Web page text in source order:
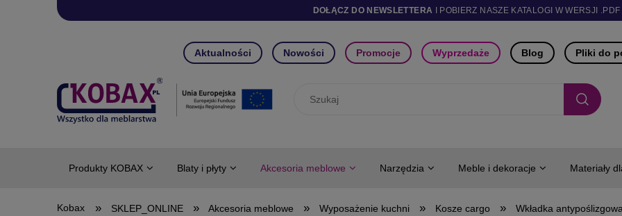
DOŁĄCZ DO NEWSLETTERA I POBIERZ NASZE KATALOGI W WERSJI .PDF
Aktualności Nowości Promocje Wyprzedaże Blog Pliki do
Produkty KOBAX Blaty i płyty Akcesoria meblowe Narzędzia Meble i dekoracje Materiały
» SKLEP_ONLINE » Akcesoria meblowe » Wyposażenie kuchni » Kosze cargo » Wkładka